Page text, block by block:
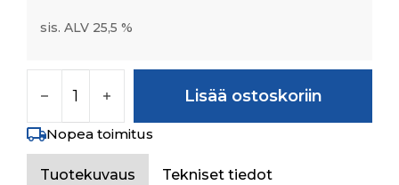
sis. ALV 25,5 %
Lisää ostoskoriin
Nopea toimitus
Tuotekuvaus Tekniset tiedot